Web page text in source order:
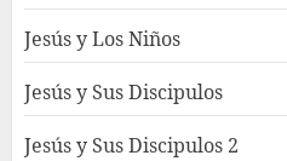
Jesús y Los Niños
Jesús y Sus Discipulos
Jesús y Sus Discipulos 2